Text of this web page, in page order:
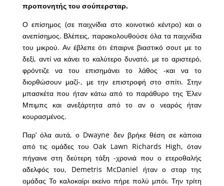
προπονητής του σούπερσταρ.
Ο επίσημος (σε παιχνίδια στο κοινοτικό κέντρο) και ο
ανεπίσημος. Βλέπεις, παρακολουθούσε όλα τα παιχνίδια
του μικρού. Αν έβλεπε ότι έπαιρνε βιαστικό σουτ με το
δεξί, αντί να κάνει το καλύτερο δυνατό, με το αριστερό,
φρόντιζε να του επισημάνει το λάθος -και να το
διορθώσουν μαζί-, με την επιστροφή στο σπίτι. Στην
μπασκέτα που ήταν κάτω από το παράθυρο της Έλεν
Μπιμπς και ανεξάρτητα από το αν ο νεαρός ήταν
κουρασμένος.
Παρ’ όλα αυτά, ο Dwayne δεν βρήκε θέση σε κάποια
από τις ομάδες του Oak Lawn Richards High, όταν
πήγαινε στη δεύτερη τάξη -χρονιά που ο ετεροθαλής
αδελφός του, Demetris McDaniel ήταν ο σταρ της
ομάδας Το καλοκαίρι εκείνο πήρε πολύ μπόι. Την τρίτη